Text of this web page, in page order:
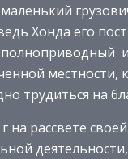
Хонда его
местности,
трудиться на
на рассвете своей